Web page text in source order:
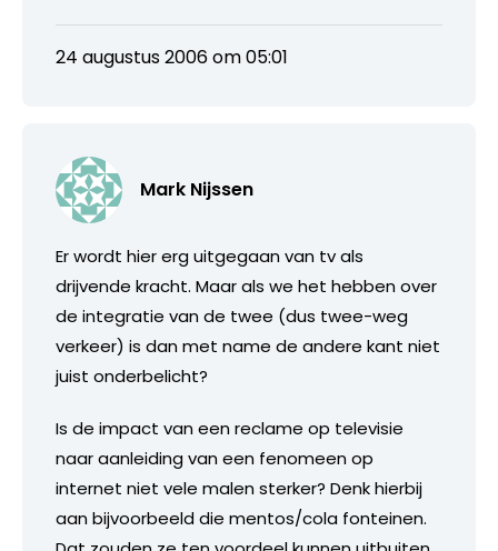
24 augustus 2006 om 05:01
Mark Nijssen
Er wordt hier erg uitgegaan van tv als
drijvende kracht. Maar als we het hebben over
de integratie van de twee (dus twee-weg
verkeer) is dan met name de andere kant niet
juist onderbelicht?
Is de impact van een reclame op televisie
naar aanleiding van een fenomeen op
internet niet vele malen sterker? Denk hierbij
aan bijvoorbeeld die mentos/cola fonteinen.